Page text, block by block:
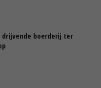
drijvende boerderij ter